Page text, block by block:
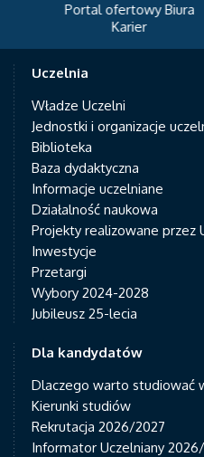
Portal ofertowy Biura
Karier
Uczelnia
Władze Uczelni
Jednostki i organizacje
Biblioteka
Baza dydaktyczna
Informacje uczelniane
Działalność naukowa
Projekty realizowane przez
Inwestycje
Przetargi
Wybory 2024-2028
Jubileusz 25-lecia
Dla kandydatów
Dlaczego warto studiować
Kierunki studiów
Rekrutacja 2026/2027
Informator Uczelniany